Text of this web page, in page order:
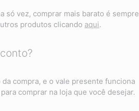
só vez, comprar mais barato é sempre
produtos clicando aqui.
compra, e o vale presente funciona
comprar na loja que você desejar.